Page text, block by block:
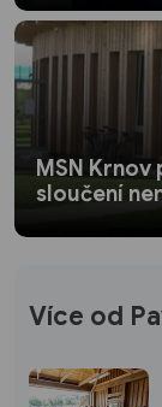
MSN
sloučení
Více od